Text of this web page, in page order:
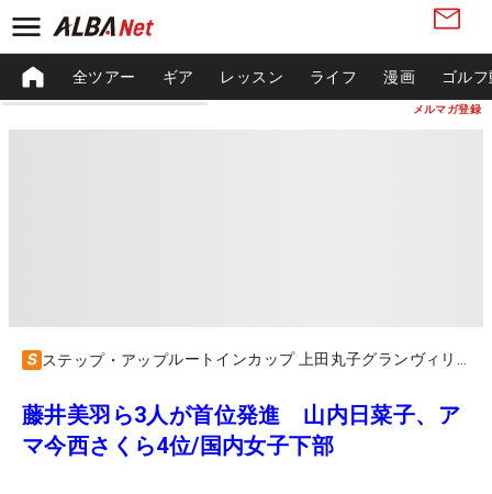
メルマガ登録
全ツアー ギア レッスン ライフ 漫画 ゴル
ステップ・アップ
藤井美羽ら3人が首位発進 山内日菜子、ア
マ今西さくら4位/国内女子下部